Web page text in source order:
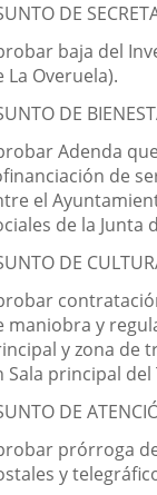
DE
baja del
La Overuela).
DE
Adenda
de
el
de la Junta
DE
maniobra y
y zona de
Sala principal
DE
prórroga
y